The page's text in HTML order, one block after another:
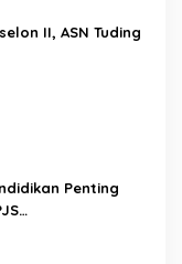
II, ASN Tuding
Penting